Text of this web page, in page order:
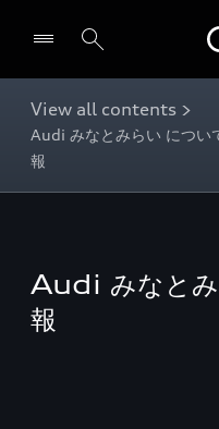
View all contents >
Audi みなとみらい につい
報
Audi みなと
報